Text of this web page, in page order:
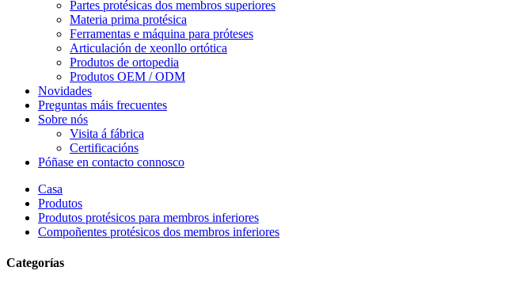
Partes protésicas dos membros superiores
Materia prima protésica
Ferramentas e máquina para próteses
Articulación de xeonllo ortótica
Produtos de ortopedia
Produtos OEM / ODM
Novidades
Preguntas máis frecuentes
Sobre nós
Visita á fábrica
Certificacións
Póñase en contacto connosco
Casa
Produtos
Produtos protésicos para membros inferiores
Compoñentes protésicos dos membros inferiores
Categorías